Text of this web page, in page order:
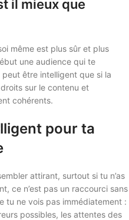
il mieux que
même est plus sûr et plus
une audience qui te
être intelligent que si la
sur le contenu et
cohérents.
pour ta
attirant, surtout si tu n’as
ce n’est pas un raccourci sans
tu ne vois pas immédiatement :
possibles, les attentes des